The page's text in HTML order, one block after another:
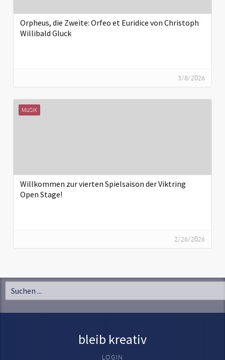
Orpheus, die Zweite: Orfeo et Euridice von Christoph
Willibald Gluck
3/8/2026
MUSIK
Willkommen zur vierten Spielsaison der Viktring
Open Stage!
2/26/2026
bleib kreativ
LOGIN